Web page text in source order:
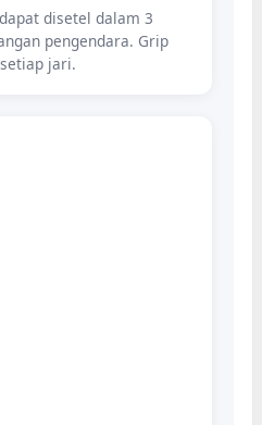
disetel dalam 3
pengendara. Grip
jari.